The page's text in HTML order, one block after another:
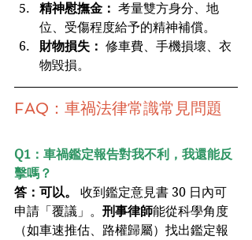
精神慰撫金： 考量雙方身分、地
位、受傷程度給予的精神補償。
財物損失： 修車費、手機損壞、衣
物毀損。
FAQ：車禍法律常識常見問題
Q1：車禍鑑定報告對我不利，我還能反
擊嗎？
答：可以。
收到鑑定意見書 30 日內可
申請「覆議」。 刑事律師能從科學角度
（如車速推估、路權歸屬）找出鑑定報